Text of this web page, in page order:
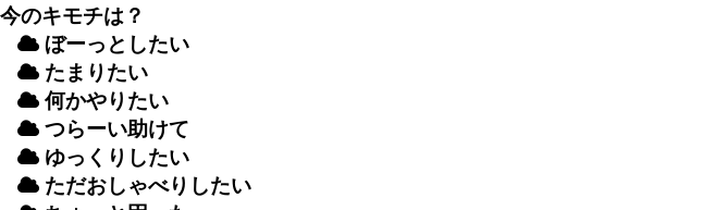
今のキモチは？
ぼーっとしたい
たまりたい
何かやりたい
つらーい助けて
ゆっくりしたい
ただおしゃべりしたい